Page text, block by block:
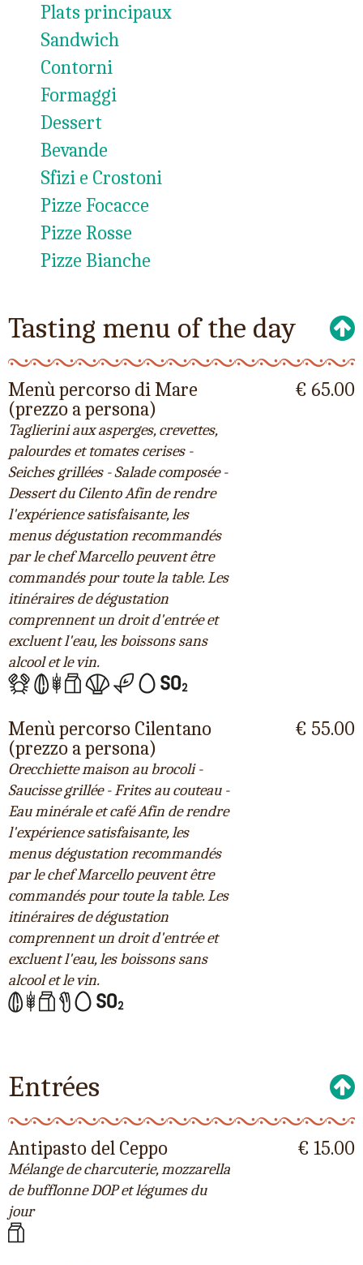
Plats principaux
Sandwich
Contorni
Formaggi
Dessert
Bevande
Sfizi e Crostoni
Pizze Focacce
Pizze Rosse
Pizze Bianche
Tasting menu of the day
Menù percorso di Mare
(prezzo a persona)
Taglierini aux asperges, crevettes,
palourdes et tomates cerises -
Seiches grillées - Salade composée -
Dessert du Cilento Afin de rendre
l'expérience satisfaisante, les
menus dégustation recommandés
par le chef Marcello peuvent être
commandés pour toute la table. Les
itinéraires de dégustation
comprennent un droit d'entrée et
excluent l'eau, les boissons sans
alcool et le vin.
€ 65.00
Menù percorso Cilentano
(prezzo a persona)
Orecchiette maison au brocoli -
Saucisse grillée - Frites au couteau -
Eau minérale et café Afin de rendre
l'expérience satisfaisante, les
menus dégustation recommandés
par le chef Marcello peuvent être
commandés pour toute la table. Les
itinéraires de dégustation
comprennent un droit d'entrée et
excluent l'eau, les boissons sans
alcool et le vin.
€ 55.00
Entrées
Antipasto del Ceppo
Mélange de charcuterie, mozzarella
de bufflonne DOP et légumes du
jour
€ 15.00